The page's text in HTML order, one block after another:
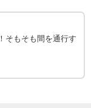
そもそも間を通行す